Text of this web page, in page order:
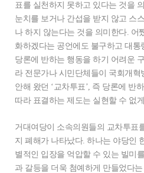
표를 실천하지 못하고 있다는 것을
눈치를 보거나 간섭을 받지 않고 스
나 하지 않는다는 것을 의미한다. 어
화하겠다는 공언에도 불구하고 대
당론에 반하는 행동을 하기 어려운
라 전문가나 시민단체들이 국회개혁
안해 왔던 ‘교차투표’, 즉 당론에 반
따라 표결하는 제도는 실현할 수 없
거대여당이 소속의원들의 교차투표
지 폐해가 나타났다. 하나는 야당인
별적인 입장을 억압할 수 있는 빌미
과 갈등을 더욱 첨예하게 만들었다